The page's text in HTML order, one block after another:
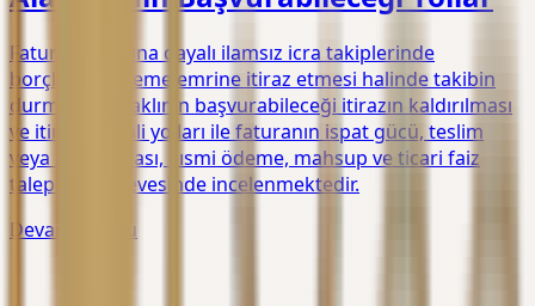
Fatura alacağına dayalı ilamsız icra takiplerinde
borçlunun ödeme emrine itiraz etmesi halinde takibin
durması, alacaklının başvurabileceği itirazın kaldırılması
ve itirazın iptali yolları ile faturanın ispat gücü, teslim
veya hizmet ifası, kısmi ödeme, mahsup ve ticari faiz
talepleri çerçevesinde incelenmektedir.
Devamını Oku